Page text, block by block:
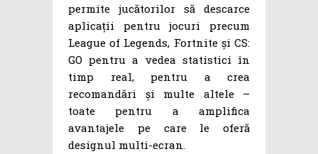
permite jucătorilor să descarce
aplicații pentru jocuri precum
League of Legends, Fortnite și CS:
GO pentru a vedea statistici în
timp real, pentru a crea
recomandări și multe altele –
toate pentru a amplifica
avantajele pe care le oferă
designul multi-ecran.